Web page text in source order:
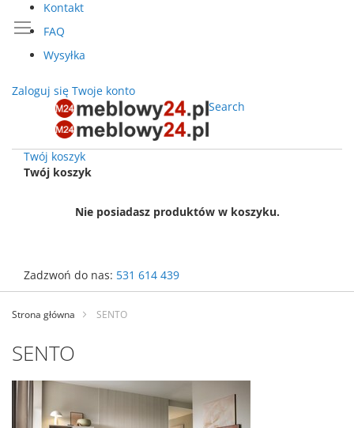
Kontakt
FAQ
Wysyłka
Zaloguj się Twoje konto
Search
Twój koszyk
Twój koszyk
Nie posiadasz produktów w koszyku.
Zadzwoń do nas: 531 614 439
Przejdź
treści
Strona główna SENTO
SENTO